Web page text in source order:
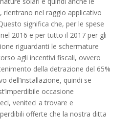
, rientrano nel raggio applicativo
significa che, per le spese
2016 e per tutto il 2017 per gli
riguardanti le schermature
agli incentivi fiscali, ovvero
della detrazione del 65%
dell’installazione, quindi se
occasione
veniteci a trovare e
offerte che la nostra ditta